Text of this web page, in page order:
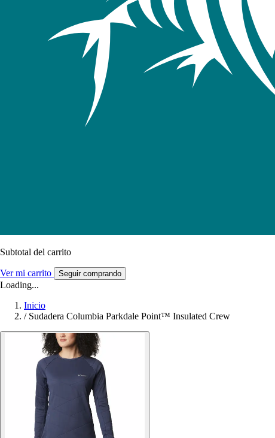
Subtotal del carrito
Ver mi carrito Seguir comprando
Loading...
Inicio
/ Sudadera Columbia Parkdale Point™ Insulated Crew